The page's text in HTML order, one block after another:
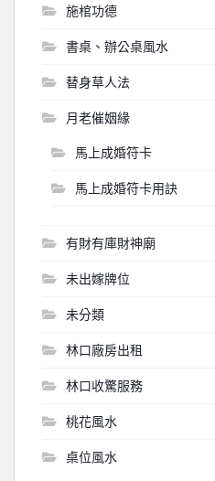
施棺功德
書桌、辦公桌風水
替身草人法
月老催姻緣
馬上成婚符卡
馬上成婚符卡用訣
有財有庫財神廟
未出嫁牌位
未分類
林口廠房出租
林口收驚服務
桃花風水
桌位風水